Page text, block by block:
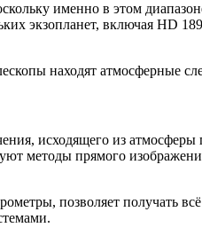
именно в этом
экзопланет, включая HD
исходящего из атмосферы
методы прямого
позволяет получать